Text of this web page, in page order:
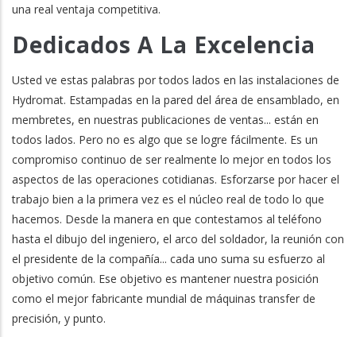
una real ventaja competitiva.
Dedicados A La Excelencia
Usted ve estas palabras por todos lados en las instalaciones de
Hydromat. Estampadas en la pared del área de ensamblado, en
membretes, en nuestras publicaciones de ventas... están en
todos lados. Pero no es algo que se logre fácilmente. Es un
compromiso continuo de ser realmente lo mejor en todos los
aspectos de las operaciones cotidianas. Esforzarse por hacer el
trabajo bien a la primera vez es el núcleo real de todo lo que
hacemos. Desde la manera en que contestamos al teléfono
hasta el dibujo del ingeniero, el arco del soldador, la reunión con
el presidente de la compañía... cada uno suma su esfuerzo al
objetivo común. Ese objetivo es mantener nuestra posición
como el mejor fabricante mundial de máquinas transfer de
precisión, y punto.